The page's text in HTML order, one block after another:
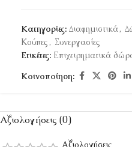
Κατηγορίες: Διαφημιστικά,
Κούπες , Συνεργασίες
Ετικέτες: Επιχειρηματικά
Κοινοποίηση:
Αξιολογήσεις (0)
Αξιολογήσεις